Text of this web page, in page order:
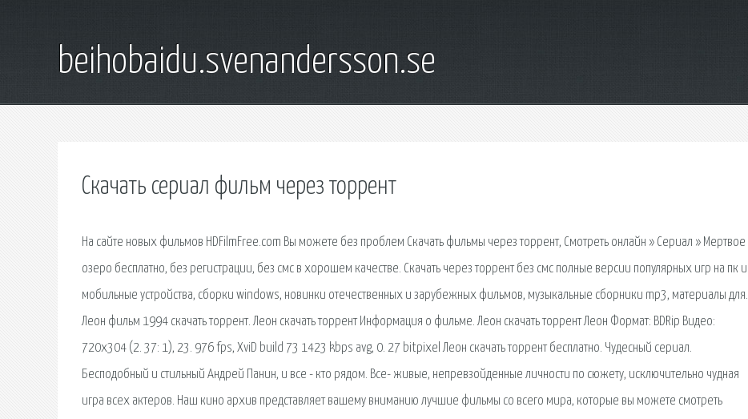
beihobaidu.svenandersson.se
Скачать сериал фильм через торрент
На сайте новых фильмов HDFilmFree.com Вы можете без проблем Скачать фильмы через торрент, Смотреть онлайн » Сериал » Мертвое
озеро бесплатно, без регистрации, без смс в хорошем качестве. Скачать через торрент без смс полные версии популярных игр на пк и
мобильные устройства, сборки windows, новинки отечественных и зарубежных фильмов, музыкальные сборники mp3, материалы для.
Леон фильм 1994 скачать торрент. Леон скачать торрент Информация о фильме. Леон скачать торрент Леон Формат: BDRip Видео:
720x304 (2. 37: 1), 23. 976 fps, XviD build 73 1423 kbps avg, 0. 27 bitpixel Леон скачать торрент бесплатно. Чудесный сериал.
Бесподобный и стильный Андрей Панин, и все - кто рядом. Все- живые, непревзойденные личности по сюжету, исключительно чудная
игра всех актеров. Наш кино архив представляет вашему вниманию лучшие фильмы со всего мира, которые вы можете смотреть